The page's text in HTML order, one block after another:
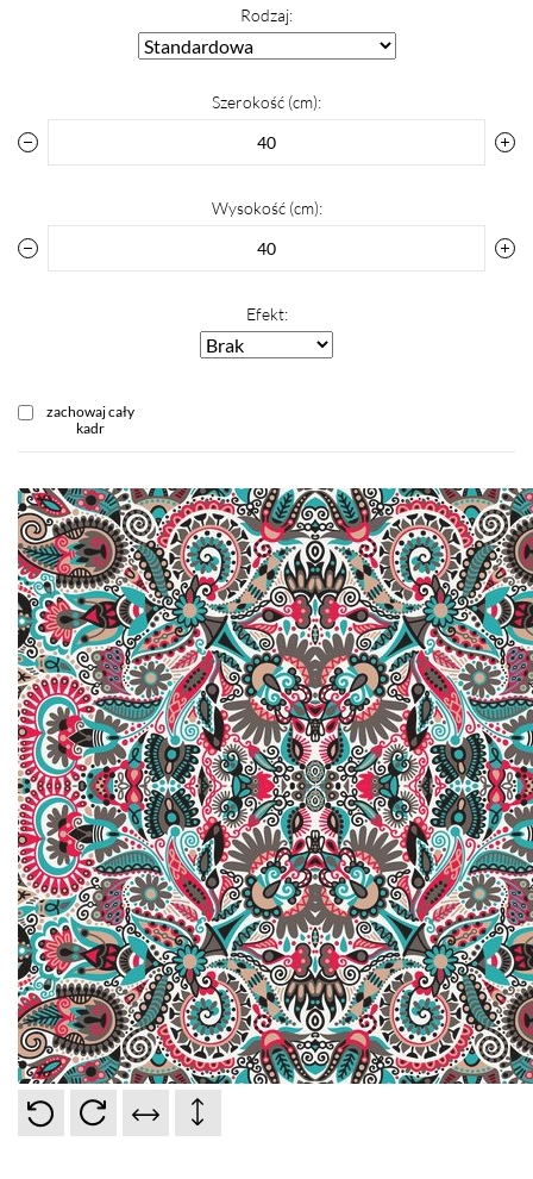
Rodzaj:
Szerokość (cm):
Wysokość (cm):
Efekt:
zachowaj cały
kadr